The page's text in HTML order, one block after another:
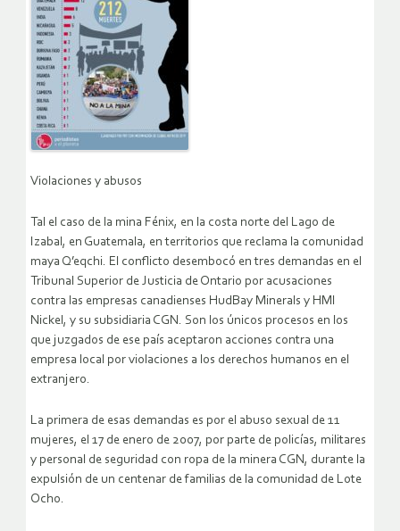
Violaciones y abusos
Tal el caso de la mina Fénix, en la costa norte del Lago de
Izabal, en Guatemala, en territorios que reclama la comunidad
maya Q’eqchi. El conflicto desembocó en tres demandas en el
Tribunal Superior de Justicia de Ontario por acusaciones
contra las empresas canadienses HudBay Minerals y HMI
Nickel, y su subsidiaria CGN. Son los únicos procesos en los
que juzgados de ese país aceptaron acciones contra una
empresa local por violaciones a los derechos humanos en el
extranjero.
La primera de esas demandas es por el abuso sexual de 11
mujeres, el 17 de enero de 2007, por parte de policías, militares
y personal de seguridad con ropa de la minera CGN, durante la
expulsión de un centenar de familias de la comunidad de Lote
Ocho.